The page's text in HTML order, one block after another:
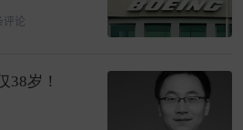
评论
38岁！